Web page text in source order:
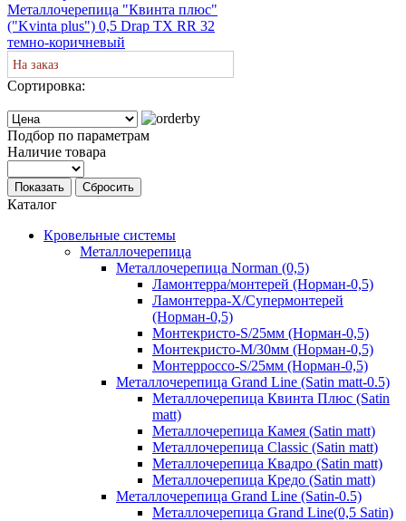
Металлочерепица "Квинта плюс"
("Kvinta plus") 0,5 Drap ТХ RR 32
темно-коричневый
На заказ
Сортировка:
Подбор по параметрам
Наличие товара
Показать Сбросить
Каталог
Кровельные системы
Металлочерепица
Металлочерепица Norman (0,5)
Ламонтерра/монтерей (Норман-0,5)
Ламонтерра-Х/Супермонтерей
(Норман-0,5)
Монтекристо-S/25мм (Норман-0,5)
Монтекристо-M/30мм (Норман-0,5)
Монтерроссо-S/25мм (Норман-0,5)
Металлочерепица Grand Line (Satin matt-0.5)
Металлочерепица Квинта Плюс (Satin
matt)
Металлочерепица Камея (Satin matt)
Металлочерепица Classic (Satin matt)
Металлочерепица Квадро (Satin matt)
Металлочерепица Кредо (Satin matt)
Металлочерепица Grand Line (Satin-0.5)
Металлочерепица Grand Line(0,5 Satin)